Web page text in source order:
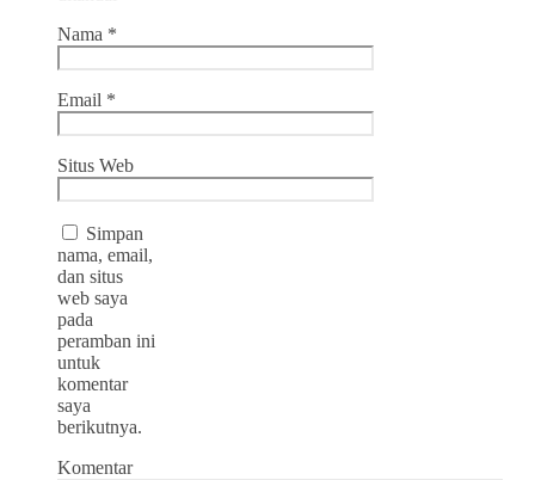
Nama *
Email *
Situs Web
Simpan
nama, email,
dan situs
web saya
pada
peramban ini
untuk
komentar
saya
berikutnya.
Komentar